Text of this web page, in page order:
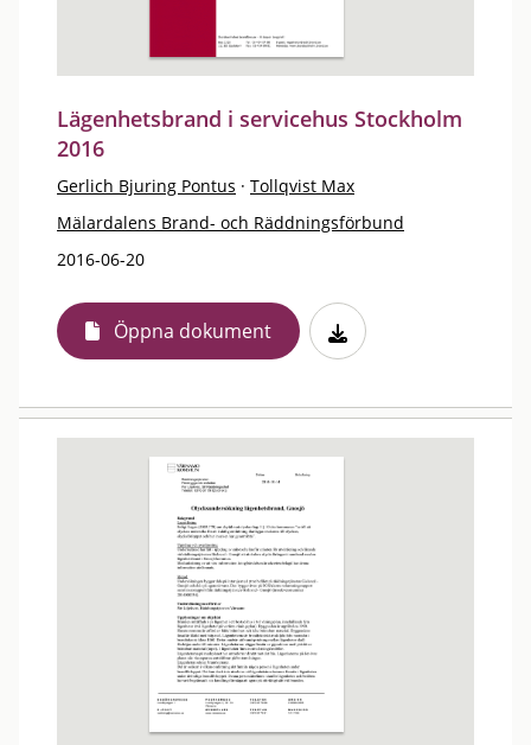
Lägenhetsbrand i servicehus Stockholm
2016
Gerlich Bjuring Pontus · Tollqvist Max
Mälardalens Brand- och Räddningsförbund
2016-06-20
Öppna dokument